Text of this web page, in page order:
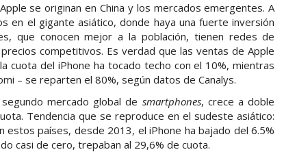
se originan en China y los mercados emergentes. A
en el gigante asiático, donde haya una fuerte inversión
que conocen mejor a la población, tienen redes de
competitivos. Es verdad que las ventas de Apple
cuota del iPhone ha tocado techo con el 10%, mientras
– se reparten el 80%, según datos de Canalys.
mercado global de smartphones, crece a doble
Tendencia que se reproduce en el sudeste asiático:
estos países, desde 2013, el iPhone ha bajado del 6.5%
casi de cero, trepaban al 29,6% de cuota.